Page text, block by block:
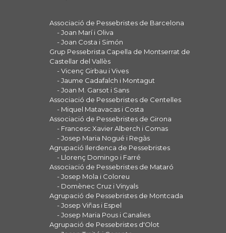
Associació de Pessebristes de Barcelona
- Joan Marí i Oliva
- Joan Costa i Simón
Grup Pessebrista Capella de Montserrat de
Castellar del Vallès
- Vicenç Girbau i Vives
- Jaume Cadafalch i Montagut
- Joan M. Garsot i Sans
Associació de Pessebristes de Centelles
- Miquel Matavacas i Costa
Associació de Pessebristes de Girona
- Francesc Xavier Alberch i Comas
- Josep Maria Nogué i Regàs
Agrupació Ilerdenca de Pessebristes
- Llorenç Domingo i Farré
Associació de Pessebristes de Mataró
- Josep Mola i Coloreu
- Domènec Cruz i Vinyals
Agrupació de Pessebristes de Montcada
- Josep Viñas i Espel
- Josep Maria Pous i Canalies
Agrupació de Pessebristes d'Olot